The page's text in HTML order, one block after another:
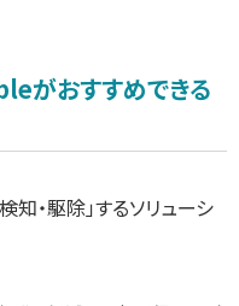
がおすすめできる
知・駆除」するソリューシ